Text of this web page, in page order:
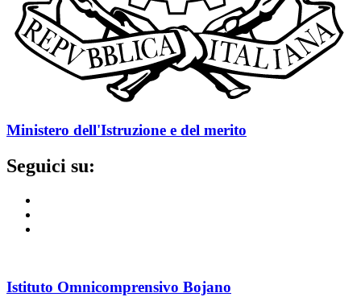
Ministero dell'Istruzione e del merito
Seguici su:
Istituto Omnicomprensivo Bojano